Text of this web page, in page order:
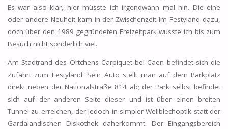
Es war also klar, hier müsste ich irgendwann mal hin. Die eine
oder andere Neuheit kam in der Zwischenzeit im Festyland dazu,
doch über den 1989 gegründeten Freizeitpark wusste ich bis zum
Besuch nicht sonderlich viel.
Am Stadtrand des Örtchens Carpiquet bei Caen befindet sich die
Zufahrt zum Festyland. Sein Auto stellt man auf dem Parkplatz
direkt neben der Nationalstraße 814 ab; der Park selbst befindet
sich auf der anderen Seite dieser und ist über einen breiten
Tunnel zu erreichen, der jedoch in simpler Wellblechoptik statt der
Gardalandischen Diskothek daherkommt. Der Eingangsbereich